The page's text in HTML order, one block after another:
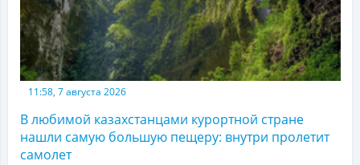
11:58, 7 августа 2026
В любимой казахстанцами курортной стране
нашли самую большую пещеру: внутри пролетит
самолет